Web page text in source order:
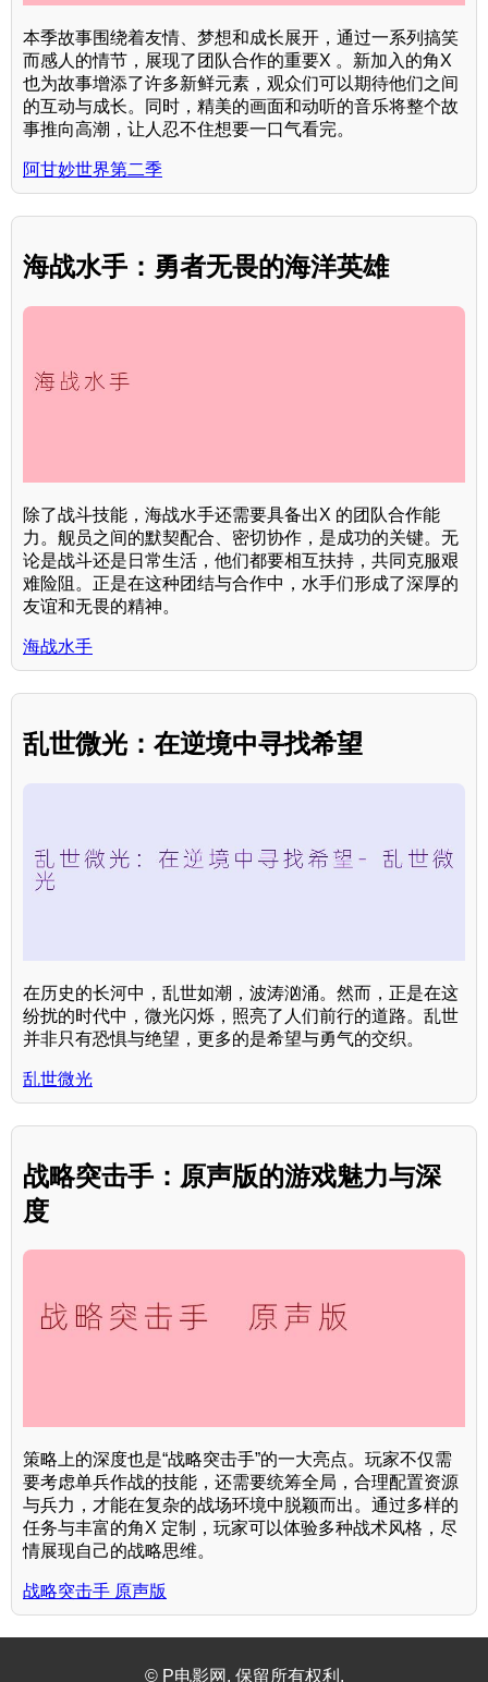
本季故事围绕着友情、梦想和成长展开，通过一系列搞笑
而感人的情节，展现了团队合作的重要X 。新加入的角X
也为故事增添了许多新鲜元素，观众们可以期待他们之间
的互动与成长。同时，精美的画面和动听的音乐将整个故
事推向高潮，让人忍不住想要一口气看完。
阿甘妙世界第二季
海战水手：勇者无畏的海洋英雄
除了战斗技能，海战水手还需要具备出X 的团队合作能
力。舰员之间的默契配合、密切协作，是成功的关键。无
论是战斗还是日常生活，他们都要相互扶持，共同克服艰
难险阻。正是在这种团结与合作中，水手们形成了深厚的
友谊和无畏的精神。
海战水手
乱世微光：在逆境中寻找希望
在历史的长河中，乱世如潮，波涛汹涌。然而，正是在这
纷扰的时代中，微光闪烁，照亮了人们前行的道路。乱世
并非只有恐惧与绝望，更多的是希望与勇气的交织。
乱世微光
战略突击手：原声版的游戏魅力与深
度
策略上的深度也是“战略突击手”的一大亮点。玩家不仅需
要考虑单兵作战的技能，还需要统筹全局，合理配置资源
与兵力，才能在复杂的战场环境中脱颖而出。通过多样的
任务与丰富的角X 定制，玩家可以体验多种战术风格，尽
情展现自己的战略思维。
战略突击手 原声版
© P电影网. 保留所有权利.